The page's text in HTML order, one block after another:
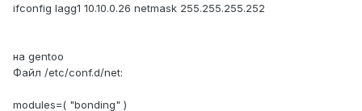
ifconfig lagg1 10.10.0.26 netmask 255.255.255.252
на gentoo
Файл /etc/conf.d/net:
modules=( "bonding" )